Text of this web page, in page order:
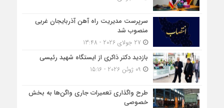
سرپرست مدیریت راه آهن آذربایجان غربی
منصوب شد
بازدید دکتر ذاکری از ایستگاه شهید رئیسی
طرح واگذاری تعمیرات جاری واگن‌ها به بخش
خصوصی